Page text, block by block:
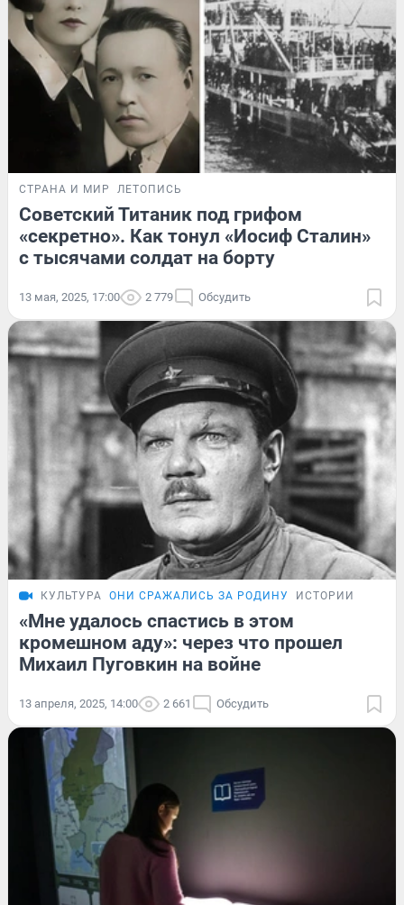
СТРАНА И МИР ЛЕТОПИСЬ
Советский Титаник под грифом
«секретно». Как тонул «Иосиф Сталин»
с тысячами солдат на борту
13 мая, 2025, 17:00 2 779 Обсудить
КУЛЬТУРА ОНИ СРАЖАЛИСЬ ЗА РОДИНУ ИСТОРИИ
«Мне удалось спастись в этом
кромешном аду»: через что прошел
Михаил Пуговкин на войне
13 апреля, 2025, 14:00 2 661 Обсудить